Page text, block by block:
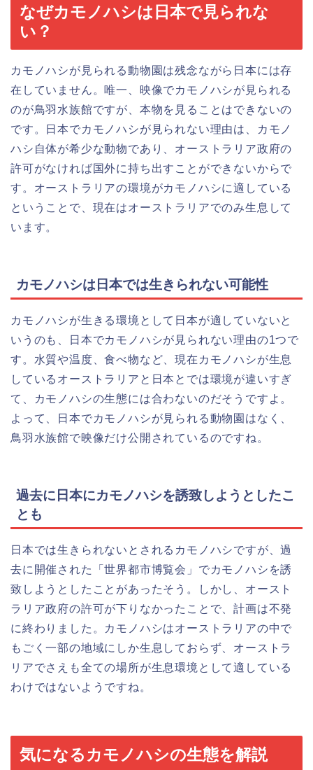
なぜカモノハシは日本で見られな
い？
カモノハシが見られる動物園は残念ながら日本には存
在していません。唯一、映像でカモノハシが見られる
のが鳥羽水族館ですが、本物を見ることはできないの
です。日本でカモノハシが見られない理由は、カモノ
ハシ自体が希少な動物であり、オーストラリア政府の
許可がなければ国外に持ち出すことができないからで
す。オーストラリアの環境がカモノハシに適している
ということで、現在はオーストラリアでのみ生息して
います。
カモノハシは日本では生きられない可能性
カモノハシが生きる環境として日本が適していないと
いうのも、日本でカモノハシが見られない理由の1つで
す。水質や温度、食べ物など、現在カモノハシが生息
しているオーストラリアと日本とでは環境が違いすぎ
て、カモノハシの生態には合わないのだそうですよ。
よって、日本でカモノハシが見られる動物園はなく、
鳥羽水族館で映像だけ公開されているのですね。
過去に日本にカモノハシを誘致しようとしたこ
とも
日本では生きられないとされるカモノハシですが、過
去に開催された「世界都市博覧会」でカモノハシを誘
致しようとしたことがあったそう。しかし、オースト
ラリア政府の許可が下りなかったことで、計画は不発
に終わりました。カモノハシはオーストラリアの中で
もごく一部の地域にしか生息しておらず、オーストラ
リアでさえも全ての場所が生息環境として適している
わけではないようですね。
気になるカモノハシの生態を解説